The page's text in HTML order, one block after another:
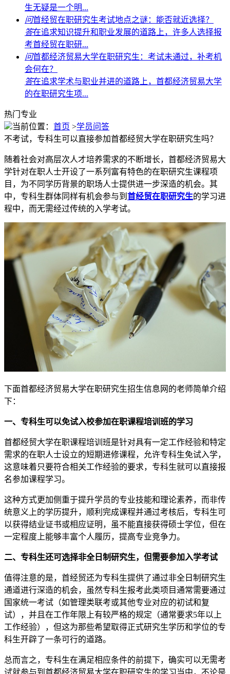
生无疑是一个明...
问首经贸在职研究生考试地点之谜：能否就近选择？
答在追求知识提升和职业发展的道路上，许多人选择报
考首经贸在职研...
问首都经济贸易大学在职研究生：考试未通过，补考机
会何在？
答在追求学术与职业并进的道路上，首都经济贸易大学
的在职研究生项...
热门专业
当前位置： 首页 >学员问答
不考试，专科生可以直接参加首都经贸大学在职研究生吗？
随着社会对高层次人才培养需求的不断增长，首都经济贸易大
学针对在职人士开设了一系列富有特色的在职研究生课程项
目，为不同学历背景的职场人士提供进一步深造的机会。其
中，专科生群体同样有机会参与到 首经贸在职研究生的学习进
程中，而无需经过传统的入学考试。
下面首都经济贸易大学在职研究生招生信息网的老师简单介绍
下：
一、专科生可以免试入校参加在职课程培训班的学习
首都经贸大学在职课程培训班是针对具有一定工作经验和特定
需求的在职人士设立的短期进修课程，允许专科生免试入学，
这意味着只要符合相关工作经验的要求，专科生就可以直接报
名参加课程学习。
这种方式更加侧重于提升学员的专业技能和理论素养，而非传
统意义上的学历提升，顺利完成课程并通过考核后，专科生可
以获得结业证书或相应证明，虽不能直接获得硕士学位，但在
一定程度上能够丰富个人履历，提高专业竞争力。
二、专科生还可选择非全日制研究生，但需要参加入学考试
值得注意的是，首经贸还为专科生提供了通过非全日制研究生
通道进行深造的机会，虽然专科生报考此类项目通常需要通过
国家统一考试（如管理类联考或其他专业对应的初试和复
试），并且在工作年限上有较严格的规定（通常要求5年以上
工作经验），但这为那些希望取得正式研究生学历和学位的专
科生开辟了一条可行的道路。
总而言之，专科生在满足相应条件的前提下，确实可以无需考
试就参与到首都经济贸易大学在职研究生的学习当中，不论是